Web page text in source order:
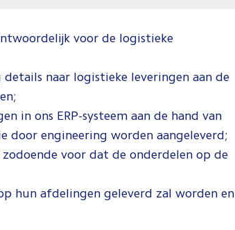
voor de logistieke
naar logistieke leveringen aan de
in ons ERP-systeem aan de hand van
door engineering worden aangeleverd;
voor dat de onderdelen op de
hun afdelingen geleverd zal worden en